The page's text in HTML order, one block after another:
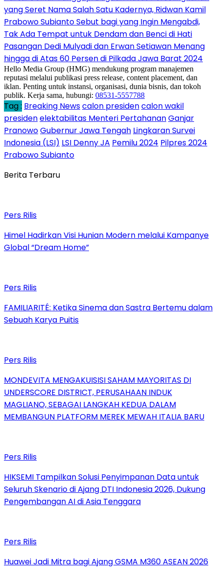
yang Seret Nama Salah Satu Kadernya, Ridwan Kamil
Prabowo Subianto Sebut bagi yang Ingin Mengabdi,
Tak Ada Tempat untuk Dendam dan Benci di Hati
Pasangan Dedi Mulyadi dan Erwan Setiawan Menang
hingga di Atas 60 Persen di Pilkada Jawa Barat 2024
Hello Media Group (HMG) mendukung program manajemen
reputasi melalui publikasi press release, content placement, dan
iklan. Penting untuk instansi, organisasi, dunia bisnis, dan tokoh
publik. Kerja sama, hubungi: 08531-5557788
Tag : Breaking Newscalon presidencalon wakil
presidenelektabilitas Menteri PertahananGanjar
PranowoGubernur Jawa Tengah Lingkaran Survei
Indonesia (LSI) LSI Denny JA Pemilu 2024 Pilpres 2024
Prabowo Subianto
Berita Terbaru
Pers Rilis
Himel Hadirkan Visi Hunian Modern melalui Kampanye
Global “Dream Home”
Pers Rilis
FAMILIARITÉ: Ketika Sinema dan Sastra Bertemu dalam
Sebuah Karya Puitis
Pers Rilis
MONDEVITA MENGAKUISISI SAHAM MAYORITAS DI
UNDERSCORE DISTRICT, PERUSAHAAN INDUK
MAGLIANO, SEBAGAI LANGKAH KEDUA DALAM
MEMBANGUN PLATFORM MEREK MEWAH ITALIA BARU
Pers Rilis
HIKSEMI Tampilkan Solusi Penyimpanan Data untuk
Seluruh Skenario di Ajang DTI Indonesia 2026, Dukung
Pengembangan AI di Asia Tenggara
Pers Rilis
Huawei Jadi Mitra bagi Ajang GSMA M360 ASEAN 2026